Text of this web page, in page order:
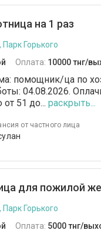
на 1 раз
Горького
Оплата: 10000 тнг/
помощник/ца по
04.08.2026.
51 до... раскрыть...
от частного лица
для пожилой
Горького
Оплата: 5000 тнг/